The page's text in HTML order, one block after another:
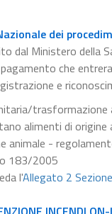
dei
dal Ministero della
che
e
alimenti di
animale -
183/2005
l'Allegato 2